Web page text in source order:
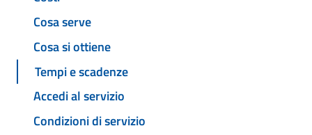
Cosa serve
Cosa si ottiene
Tempi e scadenze
Accedi al servizio
Condizioni di servizio